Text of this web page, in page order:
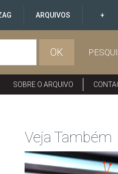
ARQUIVOS +
OK
SOBRE O ARQUIVO
Veja Também